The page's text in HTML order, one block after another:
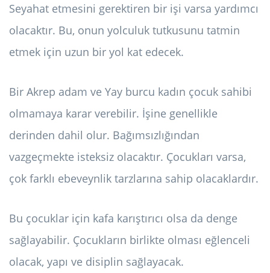
Seyahat etmesini gerektiren bir işi varsa yardımcı
olacaktır. Bu, onun yolculuk tutkusunu tatmin
etmek için uzun bir yol kat edecek.
Bir Akrep adam ve Yay burcu kadın çocuk sahibi
olmamaya karar verebilir. İşine genellikle
derinden dahil olur. Bağımsızlığından
vazgeçmekte isteksiz olacaktır. Çocukları varsa,
çok farklı ebeveynlik tarzlarına sahip olacaklardır.
Bu çocuklar için kafa karıştırıcı olsa da denge
sağlayabilir. Çocukların birlikte olması eğlenceli
olacak, yapı ve disiplin sağlayacak.